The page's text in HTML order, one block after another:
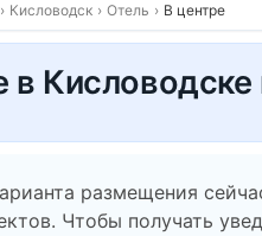
› Кисловодск › Отель › В центре
в Кисловодске
размещения
Чтобы получать